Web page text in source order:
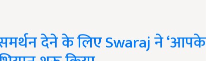
समर्थन देने के लिए Swaraj ने ‘आपके